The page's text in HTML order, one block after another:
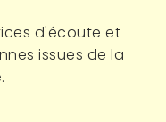
d'écoute et
issues de la